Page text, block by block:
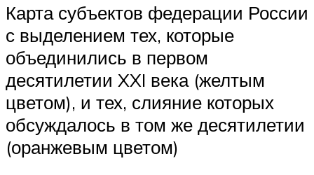
Карта субъектов федерации России
с выделением тех, которые
объединились в первом
десятилетии XXI века (желтым
цветом), и тех, слияние которых
обсуждалось в том же десятилетии
(оранжевым цветом)